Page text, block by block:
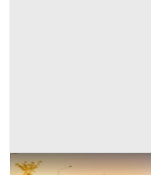
Autovetture all'asta a Padova